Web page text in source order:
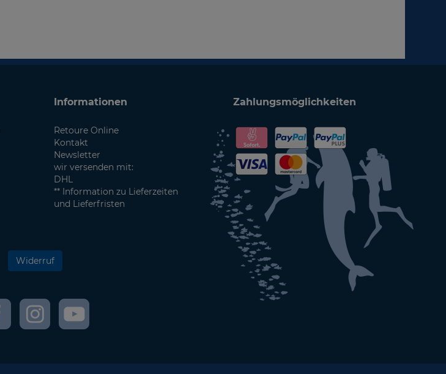
Informationen
Retoure Online
Kontakt
Newsletter
wir versenden mit:
DHL
** Information zu Lieferzeiten
und Lieferfristen
Zahlungsmöglichkeiten
Widerruf